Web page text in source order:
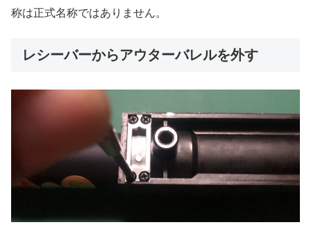
称は正式名称ではありません。
レシーバーからアウターバレルを外す